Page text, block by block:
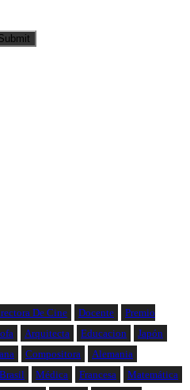
De Cine Docente
Premio
Arquitecta Educacion
Japón
Compositora
Alemania
Brasil Médica Francesa
Matemática